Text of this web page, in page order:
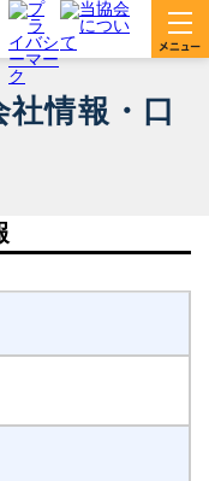
情報・口